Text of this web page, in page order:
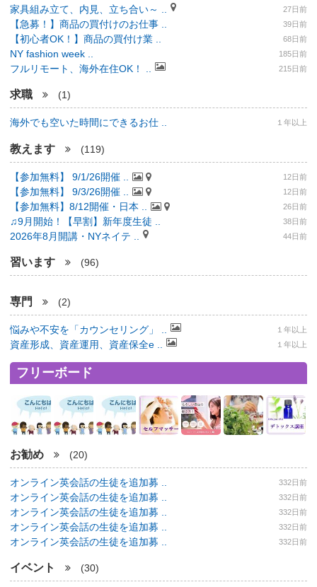
家具組み立て、内見、立ち合い～ .. 27日前
【急募！】商品の買付けのお仕事 .. 39日前
【初心者OK！】商品の買付け業 .. 68日前
NY fashion week .. 185日前
フルリモート、海外在住OK！ .. 215日前
求職 (1)
海外でも空いた時間にできるお仕 .. １年以上
教えます (119)
【参加無料】 9/1/26開催 .. 12日前
【参加無料】 9/3/26開催 .. 12日前
【参加無料】8/12開催・日本 .. 26日前
♫9月開始！【早割】新年度生徒 .. 38日前
2026年8月開講・NYネイテ .. 44日前
習います (96)
専門 (2)
悩みや不安を「カウンセリング」 .. １年以上
資産形成、資産運用、資産保全e .. １年以上
フリーボード
お勧め (20)
オンライン英会話の生徒を追加募 .. 332日前
オンライン英会話の生徒を追加募 .. 332日前
オンライン英会話の生徒を追加募 .. 332日前
オンライン英会話の生徒を追加募 .. 332日前
オンライン英会話の生徒を追加募 .. 332日前
イベント (30)